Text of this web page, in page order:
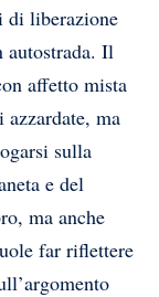
di liberazione
Il
affetto mista
ma
sulla
e del
ma anche
far riflettere